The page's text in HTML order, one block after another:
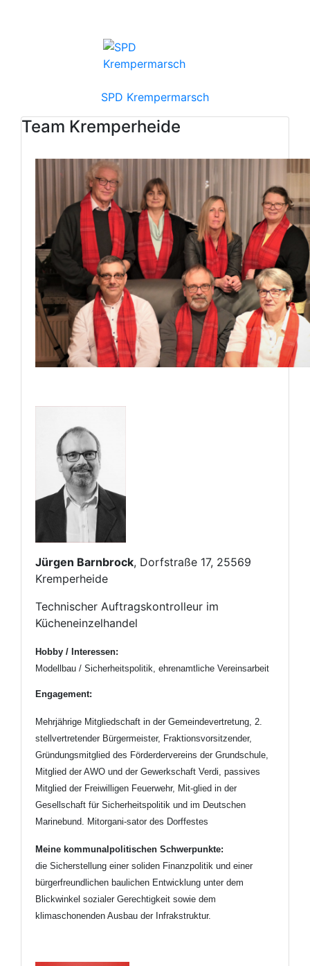
SPD Krempermarsch
Team Kremperheide
Jürgen Barnbrock, Dorfstraße 17, 25569
Kremperheide
Technischer Auftragskontrolleur im
Kücheneinzelhandel
Hobby / Interessen:
Modellbau / Sicherheitspolitik, ehrenamtliche Vereinsarbeit
Engagement:
Mehrjährige Mitgliedschaft in der Gemeindevertretung, 2.
stellvertretender Bürgermeister, Fraktionsvorsitzender,
Gründungsmitglied des Förderdervereins der Grundschule,
Mitglied der AWO und der Gewerkschaft Verdi, passives
Mitglied der Freiwilligen Feuerwehr, Mit-glied in der
Gesellschaft für Sicherheitspolitik und im Deutschen
Marinebund. Mitorgani-sator des Dorffestes
Meine kommunalpolitischen Schwerpunkte:
die Sicherstellung einer soliden Finanzpolitik und einer
bürgerfreundlichen baulichen Entwicklung unter dem
Blickwinkel sozialer Gerechtigkeit sowie dem
klimaschonenden Ausbau der Infrakstruktur.